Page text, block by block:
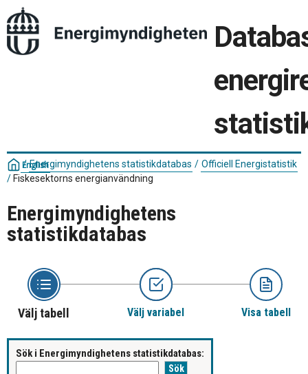
English
/ Energimyndighetens statistikdatabas / Officiell Energistatistik
/ Fiskesektorns energianvändning
Energimyndighetens
statistikdatabas
Välj tabell Välj variabel Visa tabell
Sök i Energimyndighetens statistikdatabas: